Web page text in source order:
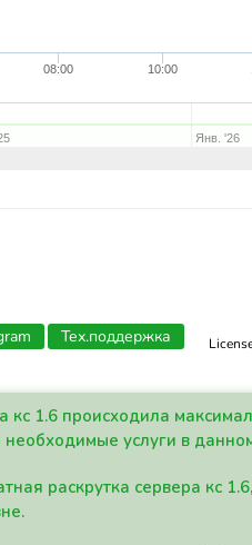
08:00 10:00
Янв. '26
Тех.поддержка
кс 1.6 происходила
необходимые услуги в
раскрутка сервера кс